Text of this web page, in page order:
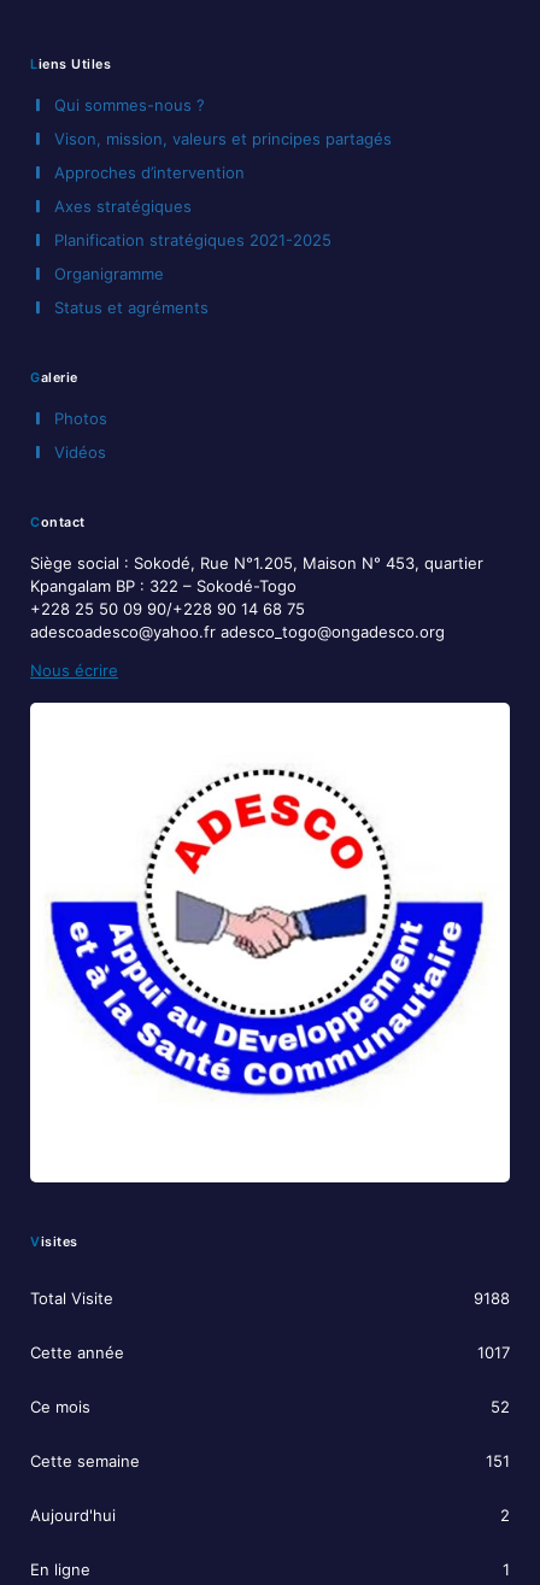
Liens Utiles
Qui sommes-nous ?
Vison, mission, valeurs et principes partagés
Approches d’intervention
Axes stratégiques
Planification stratégiques 2021-2025
Organigramme
Status et agréments
Galerie
Photos
Vidéos
Contact
Siège social : Sokodé, Rue N°1.205, Maison N° 453, quartier
Kpangalam BP : 322 – Sokodé-Togo
+228 25 50 09 90/+228 90 14 68 75
adescoadesco@yahoo.fr adesco_togo@ongadesco.org
Nous écrire
Visites
Total Visite 9188
Cette année 1017
Ce mois 52
Cette semaine 151
Aujourd'hui 2
En ligne 1